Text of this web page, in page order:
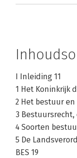
I Inleiding 11
1 Het Koninkrĳk
2 Het bestuur en
3 Bestuursrecht,
4 Soorten
5 De
BES 19